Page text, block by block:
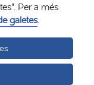
Per a més
galetes.